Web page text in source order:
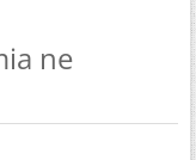
ne